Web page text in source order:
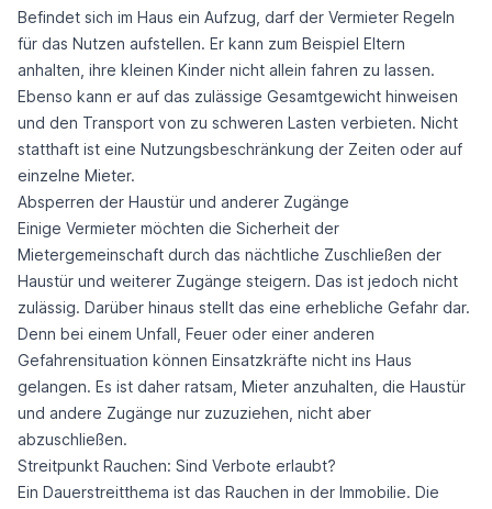
Befindet sich im Haus ein Aufzug, darf der Vermieter Regeln
für das Nutzen aufstellen. Er kann zum Beispiel Eltern
anhalten, ihre kleinen Kinder nicht allein fahren zu lassen.
Ebenso kann er auf das zulässige Gesamtgewicht hinweisen
und den Transport von zu schweren Lasten verbieten. Nicht
statthaft ist eine Nutzungsbeschränkung der Zeiten oder auf
einzelne Mieter.
Absperren der Haustür und anderer Zugänge
Einige Vermieter möchten die Sicherheit der
Mietergemeinschaft durch das nächtliche Zuschließen der
Haustür und weiterer Zugänge steigern. Das ist jedoch nicht
zulässig. Darüber hinaus stellt das eine erhebliche Gefahr dar.
Denn bei einem Unfall, Feuer oder einer anderen
Gefahrensituation können Einsatzkräfte nicht ins Haus
gelangen. Es ist daher ratsam, Mieter anzuhalten, die Haustür
und andere Zugänge nur zuzuziehen, nicht aber
abzuschließen.
Streitpunkt Rauchen: Sind Verbote erlaubt?
Ein Dauerstreitthema ist das Rauchen in der Immobilie. Die